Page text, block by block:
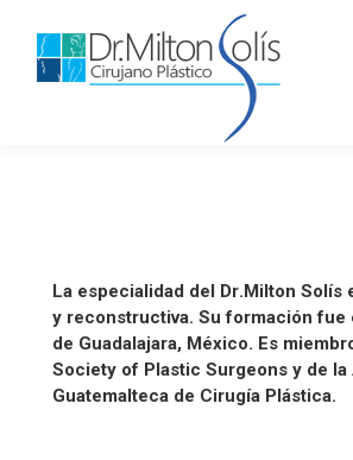
La especialidad del Dr.Milton Solís
y reconstructiva. Su formación fue
de Guadalajara, México. Es miembr
Society of Plastic Surgeons y de la
Guatemalteca de Cirugía Plástica.